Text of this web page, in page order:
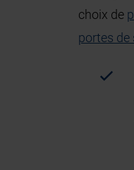
choix de
portes de